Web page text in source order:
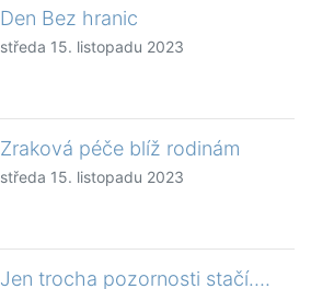
Den Bez hranic
středa 15. listopadu 2023
Zraková péče blíž rodinám
středa 15. listopadu 2023
Jen trocha pozornosti stačí….